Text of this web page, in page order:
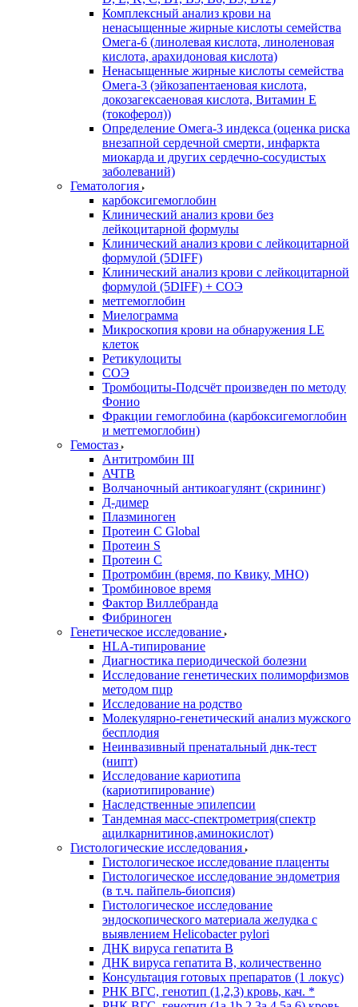
Комплексный анализ крови на
ненасыщенные жирные кислоты семейства
Омега-6 (линолевая кислота, линоленовая
кислота, арахидоновая кислота)
Ненасыщенные жирные кислоты семейства
Омега-3 (эйкозапентаеновая кислота,
докозагексаеновая кислота, Витамин E
(токоферол))
Определение Омега-3 индекса (оценка риска
внезапной сердечной смерти, инфаркта
миокарда и других сердечно-сосудистых
заболеваний)
Гематология
карбоксигемоглобин
Клинический анализ крови без
лейкоцитарной формулы
Клинический анализ крови с лейкоцитарной
формулой (5DIFF)
Клинический анализ крови с лейкоцитарной
формулой (5DIFF) + СОЭ
метгемоглобин
Миелограмма
Микроскопия крови на обнаружения LE
клеток
Ретикулоциты
СОЭ
Тромбоциты-Подсчёт произведен по методу
Фонио
Фракции гемоглобина (карбоксигемоглобин
и метгемоглобин)
Гемостаз
Антитромбин III
АЧТВ
Волчаночный антикоагулянт (скрининг)
Д-димер
Плазминоген
Протеин C Global
Протеин S
Протеин С
Протромбин (время, по Квику, МНО)
Тромбиновое время
Фактор Виллебранда
Фибриноген
Генетическое исследование
HLA-типирование
Диагностика периодической болезни
Исследование генетических полиморфизмов
методом пцр
Исследование на родство
Молекулярно-генетический анализ мужского
бесплодия
Неинвазивный пренатальный днк-тест
(нипт)
Исследование кариотипа
(кариотипирование)
Наследственные эпилепсии
Тандемная масс-спектрометрия(спектр
ацилкарнитинов,аминокислот)
Гистологические исследования
Гистологическое исследование плаценты
Гистологическое исследование эндометрия
(в т.ч. пайпель-биопсия)
Гистологическое исследование
эндоскопического материала желудка с
выявлением Helicobacter pylori
ДНК вируса гепатита B
ДНК вируса гепатита B, количественно
Консультация готовых препаратов (1 локус)
РНК ВГC, генотип (1,2,3) кровь, кач. *